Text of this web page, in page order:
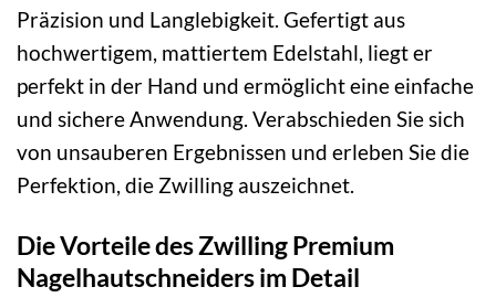
Präzision und Langlebigkeit. Gefertigt aus
hochwertigem, mattiertem Edelstahl, liegt er
perfekt in der Hand und ermöglicht eine einfache
und sichere Anwendung. Verabschieden Sie sich
von unsauberen Ergebnissen und erleben Sie die
Perfektion, die Zwilling auszeichnet.
Die Vorteile des Zwilling Premium
Nagelhautschneiders im Detail